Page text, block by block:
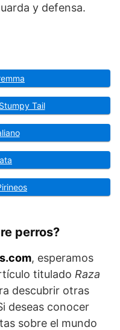
y defensa.
Tail
perros?
, esperamos
titulado Raza
descubrir otras
deseas conocer
sobre el mundo